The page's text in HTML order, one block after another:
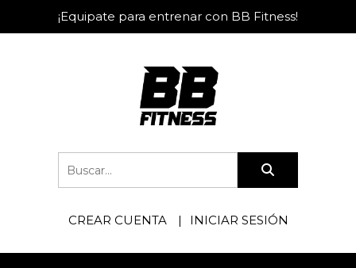
¡Equipate para entrenar con BB Fitness!
CREAR CUENTA INICIAR SESIÓN